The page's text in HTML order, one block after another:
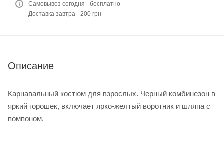
Самовывоз сегодня - бесплатно
Доставка завтра - 200 грн
Описание
Карнавальный костюм для взрослых. Черный комбинезон в
яркий горошек, включает ярко-желтый воротник и шляпа с
помпоном.